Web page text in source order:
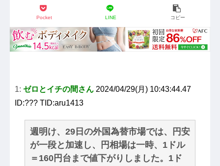
Pocket LINE コピー
1: ゼロとイチの間さん 2024/04/29(月) 10:43:44.47
ID:??? TID:aru1413
週明け、29日の外国為替市場では、円安
が一段と加速し、円相場は一時、1ドル
＝160円台まで値下がりしました。1ド